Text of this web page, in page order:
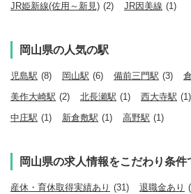
JR姫新線(佐用～新見) (2) JR因美線 (1)
岡山県の人気の駅
児島駅 (8) 岡山駅 (6) 備前三門駅 (3)
美作大崎駅 (2) 北長瀬駅 (1) 西大寺駅 (1)
中庄駅 (1) 新倉敷駅 (1) 高野駅 (1)
岡山県の求人情報をこだわり条件
産休・育休取得実績あり (31) 退職金あり